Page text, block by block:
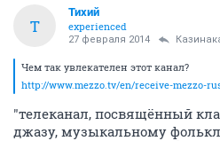
Т
Тихий
experienced
27 февраля 2014
Чем так увлекателен этот канал?
http://www.mezzo.tv/en/receive-mezzo-
"телеканал, посвящённый
джазу, музыкальному